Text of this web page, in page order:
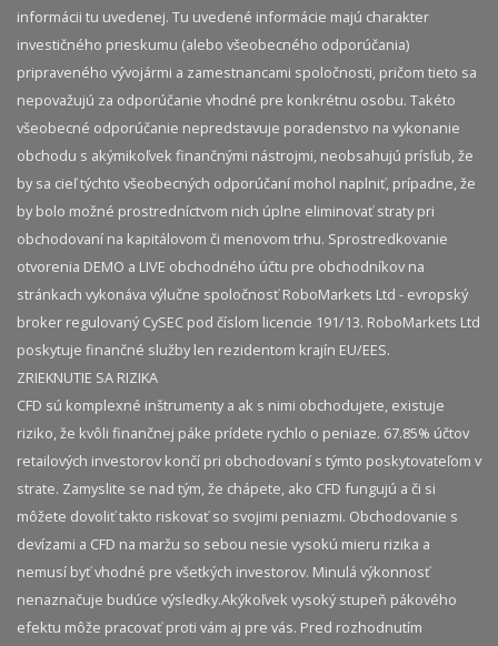
informácii tu uvedenej. Tu uvedené informácie majú charakter
investičného prieskumu (alebo všeobecného odporúčania)
pripraveného vývojármi a zamestnancami spoločnosti, pričom tieto sa
nepovažujú za odporúčanie vhodné pre konkrétnu osobu. Takéto
všeobecné odporúčanie nepredstavuje poradenstvo na vykonanie
obchodu s akýmikoľvek finančnými nástrojmi, neobsahujú prísľub, že
by sa cieľ týchto všeobecných odporúčaní mohol naplniť, prípadne, že
by bolo možné prostredníctvom nich úplne eliminovať straty pri
obchodovaní na kapitálovom či menovom trhu. Sprostredkovanie
otvorenia DEMO a LIVE obchodného účtu pre obchodníkov na
stránkach vykonáva výlučne spoločnosť RoboMarkets Ltd - evropský
broker regulovaný CySEC pod číslom licencie 191/13. RoboMarkets Ltd
poskytuje finančné služby len rezidentom krajín EU/EES.
ZRIEKNUTIE SA RIZIKA
CFD sú komplexné inštrumenty a ak s nimi obchodujete, existuje
riziko, že kvôli finančnej páke prídete rychlo o peniaze. 67.85% účtov
retailových investorov končí pri obchodovaní s týmto poskytovateľom v
strate. Zamyslite se nad tým, že chápete, ako CFD fungujú a či si
môžete dovoliť takto riskovať so svojimi peniazmi. Obchodovanie s
devízami a CFD na maržu so sebou nesie vysokú mieru rizika a
nemusí byť vhodné pre všetkých investorov. Minulá výkonnosť
nenaznačuje budúce výsledky.​ Akýkoľvek vysoký stupeň pákového
efektu môže pracovať proti vám aj pre vás. Pred rozhodnutím